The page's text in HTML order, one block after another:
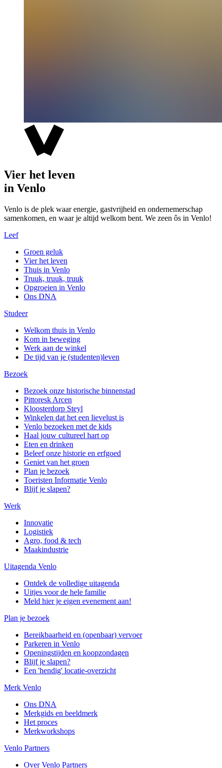
Vier het leven
in Venlo
Venlo is de plek waar energie, gastvrijheid en ondernemerschap
samenkomen, en waar je altijd welkom bent. We zeen ôs in Venlo!
Leef
Groen geluk
Vier het leven
Thuis in Venlo
Truuk, truuk, truuk
Opgroeien in Venlo
Ons DNA
Studeer
Welkom thuis in Venlo
Kom in beweging
Werk aan de winkel
De tijd van je (studenten)leven
Bezoek
Bezoek onze historische binnenstad
Pittoresk Arcen
Kloosterdorp Steyl
Winkelen dat het een lievelust is
Venlo bezoeken met de kids
Haal jouw cultureel hart op
Eten en drinken
Beleef onze historie en erfgoed
Geniet van het groen
Plan je bezoek
Toeristen Informatie Venlo
Blijf je slapen?
Werk
Innovatie
Logistiek
Agro, food & tech
Maakindustrie
Uitagenda Venlo
Ontdek de volledige uitagenda
Uitjes voor de hele familie
Meld hier je eigen evenement aan!
Plan je bezoek
Bereikbaarheid en (openbaar) vervoer
Parkeren in Venlo
Openingstijden en koopzondagen
Blijf je slapen?
Een 'hendig' locatie-overzicht
Merk Venlo
Ons DNA
Merkgids en beeldmerk
Het proces
Merkworkshops
Venlo Partners
Over Venlo Partners